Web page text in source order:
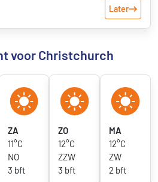
Later
voor Christchurch
ZA
11°C
NO
3 bft
ZO
12°C
ZZW
3 bft
MA
12°C
ZW
2 bft